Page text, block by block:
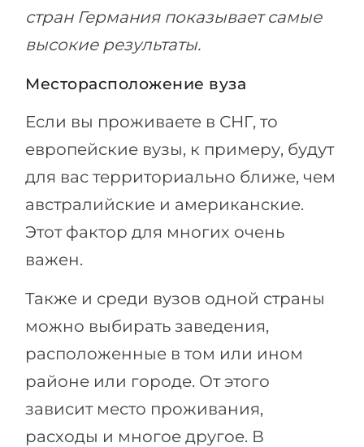
стран Германия показывает самые
высокие результаты.
Месторасположение вуза
Если вы проживаете в СНГ, то
европейские вузы, к примеру, будут
для вас территориально ближе, чем
австралийские и американские.
Этот фактор для многих очень
важен.
Также и среди вузов одной страны
можно выбирать заведения,
расположенные в том или ином
районе или городе. От этого
зависит место проживания,
расходы и многое другое. В